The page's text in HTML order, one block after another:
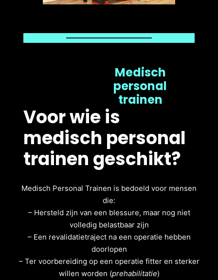
Medisch
personal
trainen
Voor wie is
medisch personal
trainen geschikt?
Medisch Personal Trainen is bedoeld voor mensen
die:
– Hersteld zijn van een blessure, maar nog niet
volledig belastbaar zijn
– Een revalidatietraject na een operatie hebben
doorlopen
– Ter voorbereiding op een operatie fitter en sterker
willen worden (prehabilitatie)